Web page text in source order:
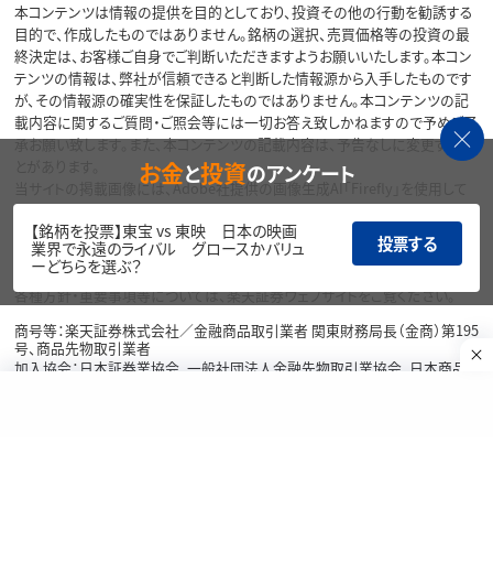
本コンテンツは情報の提供を目的としており、投資その他の行動を勧誘する
目的で、作成したものではありません。銘柄の選択、売買価格等の投資の最
終決定は、お客様ご自身でご判断いただきますようお願いいたします。本コン
テンツの情報は、弊社が信頼できると判断した情報源から入手したものです
が、その情報源の確実性を保証したものではありません。本コンテンツの記
載内容に関するご質問・ご照会等には一切お答え致しかねますので予めご了
承お願い致します。また、本コンテンツの記載内容は、予告なしに変更するこ
当サイトの掲載画像には、Adobe社提供の画像生成AI「Firefly」を使用して
いる場合があります。
リスク・費用・情報提供について
各種方針・重要事項等については、楽天証券ウェブサイトをご覧ください。
商号等：楽天証券株式会社／金融商品取引業者 関東財務局長（金商）第195
号、商品先物取引業者
加入協会：日本証券業協会、一般社団法人金融先物取引業協会、日本商品
お金と投資のアンケート
【銘柄を投票】東宝 vs 東映 日本の映画
業界で永遠のライバル グロースかバリュ
ーどちらを選ぶ？
投票する